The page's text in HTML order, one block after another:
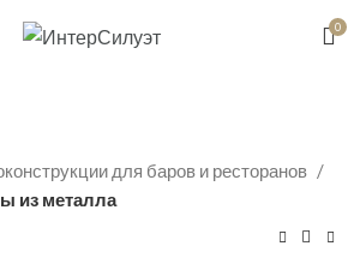
0
для баров и ресторанов
из металла
+375 (29) 655-00-39